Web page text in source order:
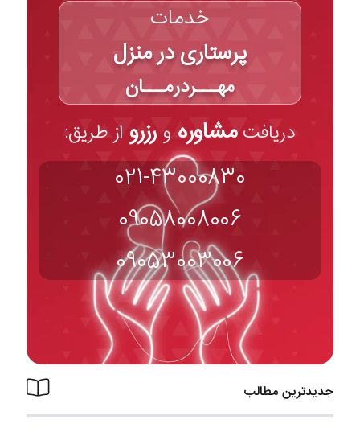
خدمات
پرستاری در منزل
مهـــردرمـــان
دریافتمشاوره و رزرو از طریق:
021-43000830
09058008006
09053003006
جدیدترین مطالب